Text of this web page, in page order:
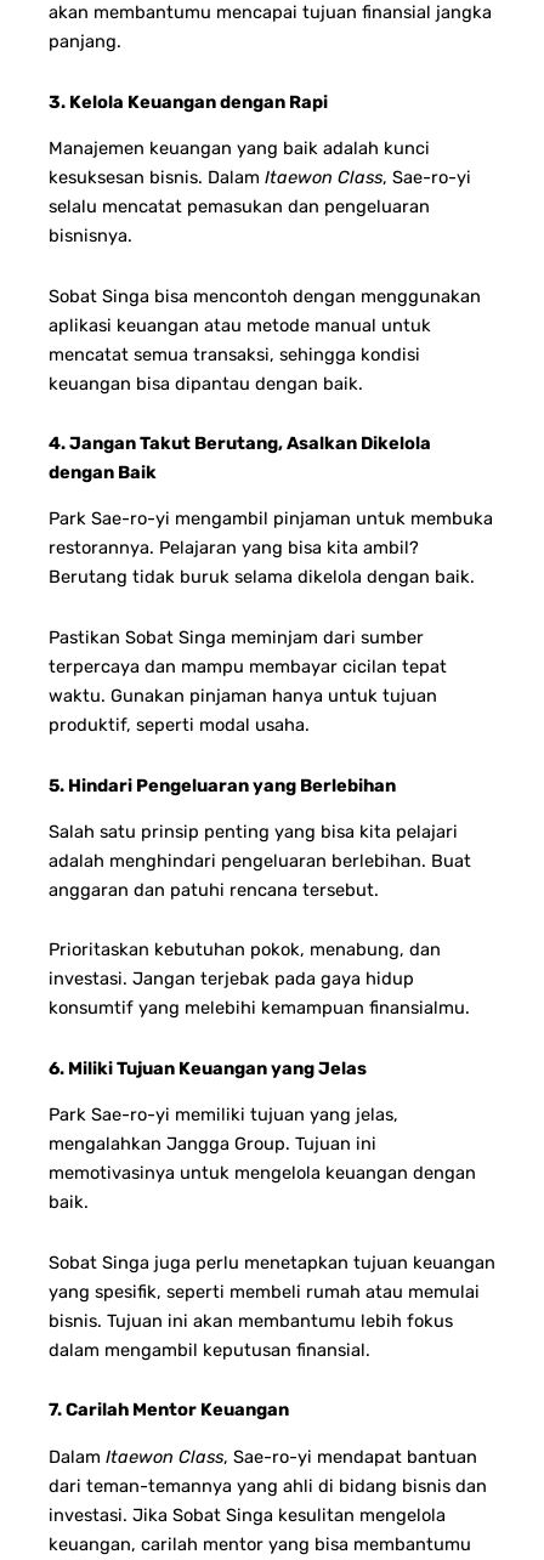
akan membantumu mencapai tujuan finansial jangka
panjang.
3. Kelola Keuangan dengan Rapi
Manajemen keuangan yang baik adalah kunci
kesuksesan bisnis. Dalam Itaewon Class, Sae-ro-yi
selalu mencatat pemasukan dan pengeluaran
bisnisnya.
Sobat Singa bisa mencontoh dengan menggunakan
aplikasi keuangan atau metode manual untuk
mencatat semua transaksi, sehingga kondisi
keuangan bisa dipantau dengan baik.
4. Jangan Takut Berutang, Asalkan Dikelola
dengan Baik
Park Sae-ro-yi mengambil pinjaman untuk membuka
restorannya. Pelajaran yang bisa kita ambil?
Berutang tidak buruk selama dikelola dengan baik.
Pastikan Sobat Singa meminjam dari sumber
terpercaya dan mampu membayar cicilan tepat
waktu. Gunakan pinjaman hanya untuk tujuan
produktif, seperti modal usaha.
5. Hindari Pengeluaran yang Berlebihan
Salah satu prinsip penting yang bisa kita pelajari
adalah menghindari pengeluaran berlebihan. Buat
anggaran dan patuhi rencana tersebut.
Prioritaskan kebutuhan pokok, menabung, dan
investasi. Jangan terjebak pada gaya hidup
konsumtif yang melebihi kemampuan finansialmu.
6. Miliki Tujuan Keuangan yang Jelas
Park Sae-ro-yi memiliki tujuan yang jelas,
mengalahkan Jangga Group. Tujuan ini
memotivasinya untuk mengelola keuangan dengan
baik.
Sobat Singa juga perlu menetapkan tujuan keuangan
yang spesifik, seperti membeli rumah atau memulai
bisnis. Tujuan ini akan membantumu lebih fokus
dalam mengambil keputusan finansial.
7. Carilah Mentor Keuangan
Dalam Itaewon Class, Sae-ro-yi mendapat bantuan
dari teman-temannya yang ahli di bidang bisnis dan
investasi. Jika Sobat Singa kesulitan mengelola
keuangan, carilah mentor yang bisa membantumu